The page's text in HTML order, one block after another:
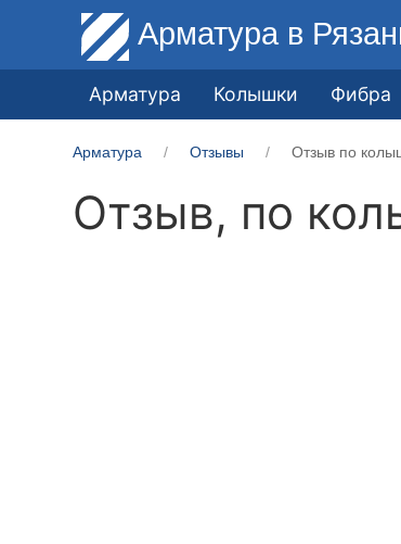
Арматура в
Арматура Колышки Фибра
Арматура Отзывы Отзыв по
Отзыв, по